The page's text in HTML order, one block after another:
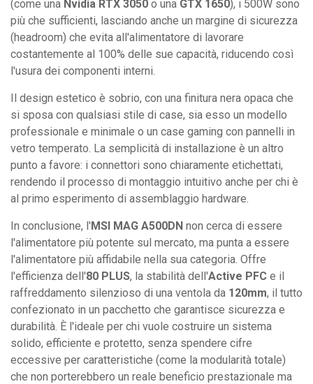
(come una Nvidia RTX 3050 o una GTX 1650), i 500W sono
più che sufficienti, lasciando anche un margine di sicurezza
(headroom) che evita all'alimentatore di lavorare
costantemente al 100% delle sue capacità, riducendo così
l'usura dei componenti interni.
Il design estetico è sobrio, con una finitura nera opaca che
si sposa con qualsiasi stile di case, sia esso un modello
professionale e minimale o un case gaming con pannelli in
vetro temperato. La semplicità di installazione è un altro
punto a favore: i connettori sono chiaramente etichettati,
rendendo il processo di montaggio intuitivo anche per chi è
al primo esperimento di assemblaggio hardware.
In conclusione, l'MSI MAG A500DN non cerca di essere
l'alimentatore più potente sul mercato, ma punta a essere
l'alimentatore più affidabile nella sua categoria. Offre
l'efficienza dell'80 PLUS, la stabilità dell'Active PFC e il
raffreddamento silenzioso di una ventola da 120mm, il tutto
confezionato in un pacchetto che garantisce sicurezza e
durabilità. È l'ideale per chi vuole costruire un sistema
solido, efficiente e protetto, senza spendere cifre
eccessive per caratteristiche (come la modularità totale)
che non porterebbero un reale beneficio prestazionale ma